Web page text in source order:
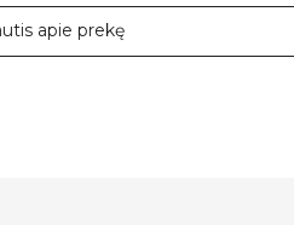
apie prekę